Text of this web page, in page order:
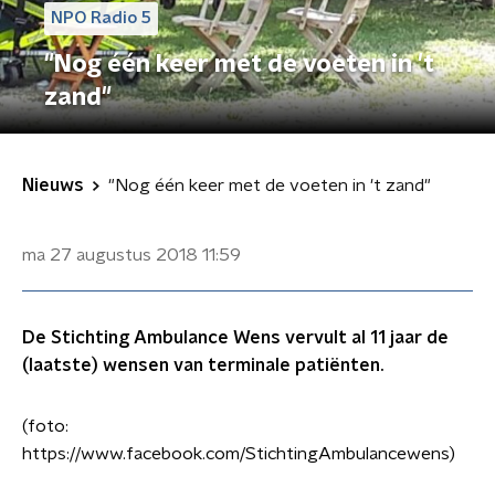
NPO Radio 5
"Nog één keer met de voeten in 't
zand"
Nieuws "Nog één keer met de voeten in 't zand"
ma 27 augustus 2018 11:59
De Stichting Ambulance Wens vervult al 11 jaar de
(laatste) wensen van terminale patiënten.
(foto:
https://www.facebook.com/StichtingAmbulancewens)